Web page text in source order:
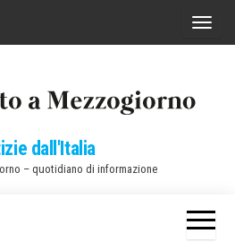
C
a
dall'Italia
– quotidiano di informazione